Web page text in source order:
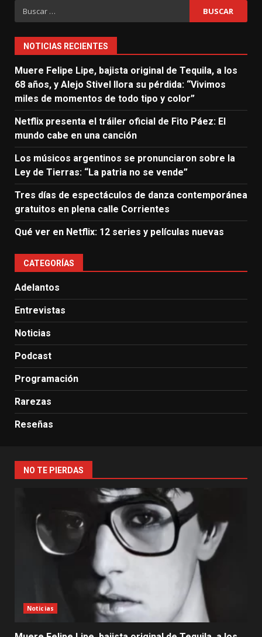
Buscar:
NOTICIAS RECIENTES
Muere Felipe Lipe, bajista original de Tequila, a los
68 años, y Alejo Stivel llora su pérdida: “Vivimos
miles de momentos de todo tipo y color”
Netflix presenta el tráiler oficial de Fito Páez: El
mundo cabe en una canción
Los músicos argentinos se pronunciaron sobre la
Ley de Tierras: “La patria no se vende”
Tres días de espectáculos de danza contemporánea
gratuitos en plena calle Corrientes
Qué ver en Netflix: 12 series y películas nuevas
CATEGORÍAS
Adelantos
Entrevistas
Noticias
Podcast
Programación
Rarezas
Reseñas
NO TE PIERDAS
Noticias